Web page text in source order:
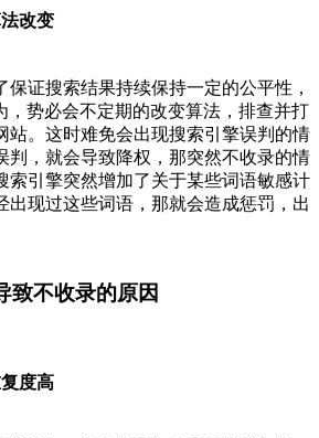
改变
证搜索结果持续保持一定的公平性，
，势必会不定期的改变算法，排查并打
站。这时难免会出现搜索引擎误判的情
判，就会导致降权，那突然不收录的情
索引擎突然增加了关于某些词语敏感计
出现过这些词语，那就会造成惩罚，出
不收录的原因
度高